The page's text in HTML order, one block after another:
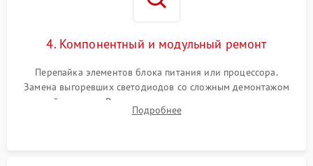
4. Компонентный и модульный ремонт
Перепайка элементов блока питания или процессора.
Замена выгоревших светодиодов со сложным демонтажом
хрупкой матрицы. Восстановление поврежденных дорожек,
прошивка микросхем памяти EEPROM
Подробнее